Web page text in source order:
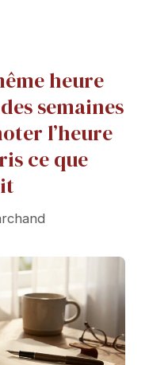
heure
semaines
l’heure
ce que